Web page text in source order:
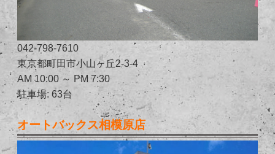
042-798-7610
東京都町田市小山ヶ丘2-3-4
AM 10:00 ～ PM 7:30
駐車場: 63台
オートバックス相模原店